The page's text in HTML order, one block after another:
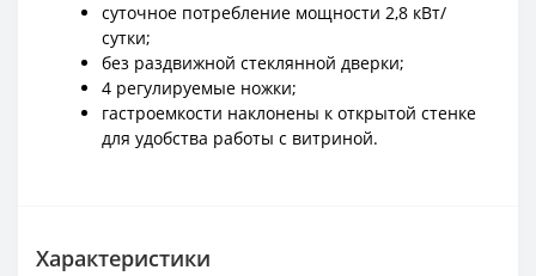
суточное потребление мощности 2,8 кВт/
сутки;
без раздвижной стеклянной дверки;
4 регулируемые ножки;
гастроемкости наклонены к открытой стенке
для удобства работы с витриной.
Характеристики